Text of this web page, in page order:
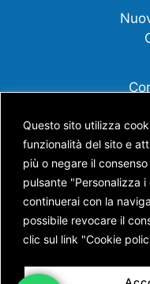
Questo sito utilizza
funzionalità del sito e
più o negare il
pulsante "Personalizza
continuerai con la
possibile revocare il
clic sul link "Cookie
Scopri
Copyright © AGENZIA
P.IVA 01453630228